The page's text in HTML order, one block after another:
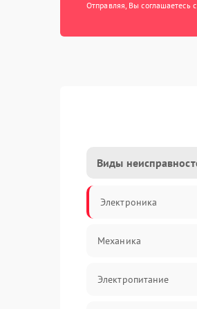
Отправляя, Вы соглашаетесь с
Виды
Электроника
Механика
Электропитание